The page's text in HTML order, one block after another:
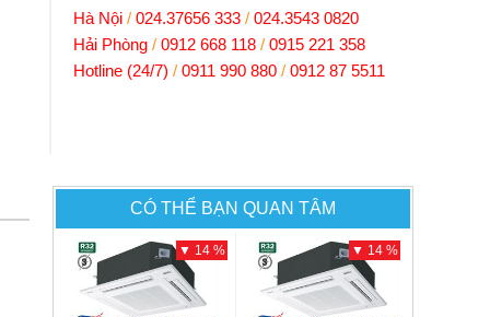
Hà Nội / 024.37656 333 / 024.3543 0820
Hải Phòng / 0912 668 118 / 0915 221 358
Hotline (24/7) / 0911 990 880 / 0912 87 5511
CÓ THỂ BẠN QUAN TÂM
▼ 14 % ▼ 14 %